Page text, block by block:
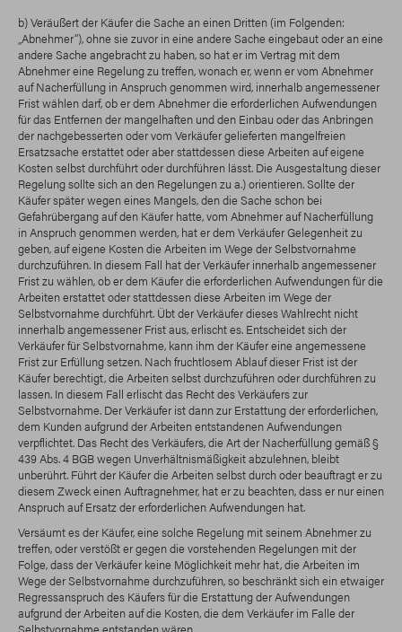
b) Veräußert der Käufer die Sache an einen Dritten (im Folgenden:
„Abnehmer“), ohne sie zuvor in eine andere Sache eingebaut oder an eine
andere Sache angebracht zu haben, so hat er im Vertrag mit dem
Abnehmer eine Regelung zu treffen, wonach er, wenn er vom Abnehmer
auf Nacherfüllung in Anspruch genommen wird, innerhalb angemessener
Frist wählen darf, ob er dem Abnehmer die erforderlichen Aufwendungen
für das Entfernen der mangelhaften und den Einbau oder das Anbringen
der nachgebesserten oder vom Verkäufer gelieferten mangelfreien
Ersatzsache erstattet oder aber stattdessen diese Arbeiten auf eigene
Kosten selbst durchführt oder durchführen lässt. Die Ausgestaltung dieser
Regelung sollte sich an den Regelungen zu a.) orientieren. Sollte der
Käufer später wegen eines Mangels, den die Sache schon bei
Gefahrübergang auf den Käufer hatte, vom Abnehmer auf Nacherfüllung
in Anspruch genommen werden, hat er dem Verkäufer Gelegenheit zu
geben, auf eigene Kosten die Arbeiten im Wege der Selbstvornahme
durchzuführen. In diesem Fall hat der Verkäufer innerhalb angemessener
Frist zu wählen, ob er dem Käufer die erforderlichen Aufwendungen für die
Arbeiten erstattet oder stattdessen diese Arbeiten im Wege der
Selbstvornahme durchführt. Übt der Verkäufer dieses Wahlrecht nicht
innerhalb angemessener Frist aus, erlischt es. Entscheidet sich der
Verkäufer für Selbstvornahme, kann ihm der Käufer eine angemessene
Frist zur Erfüllung setzen. Nach fruchtlosem Ablauf dieser Frist ist der
Käufer berechtigt, die Arbeiten selbst durchzuführen oder durchführen zu
lassen. In diesem Fall erlischt das Recht des Verkäufers zur
Selbstvornahme. Der Verkäufer ist dann zur Erstattung der erforderlichen,
dem Kunden aufgrund der Arbeiten entstandenen Aufwendungen
verpflichtet. Das Recht des Verkäufers, die Art der Nacherfüllung gemäß §
439 Abs. 4 BGB wegen Unverhältnismäßigkeit abzulehnen, bleibt
unberührt. Führt der Käufer die Arbeiten selbst durch oder beauftragt er zu
diesem Zweck einen Auftragnehmer, hat er zu beachten, dass er nur einen
Anspruch auf Ersatz der erforderlichen Aufwendungen hat.
Versäumt es der Käufer, eine solche Regelung mit seinem Abnehmer zu
treffen, oder verstößt er gegen die vorstehenden Regelungen mit der
Folge, dass der Verkäufer keine Möglichkeit mehr hat, die Arbeiten im
Wege der Selbstvornahme durchzuführen, so beschränkt sich ein etwaiger
Regressanspruch des Käufers für die Erstattung der Aufwendungen
aufgrund der Arbeiten auf die Kosten, die dem Verkäufer im Falle der